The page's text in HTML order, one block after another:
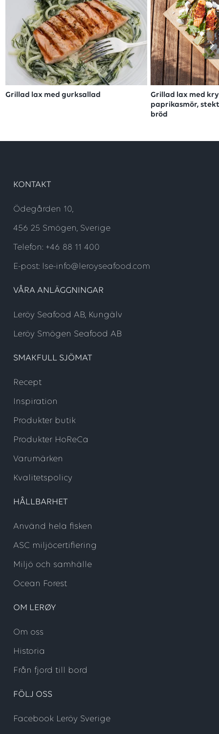
Grillad lax med gurksallad
Grillad lax med
paprikasmör,
bröd
KONTAKT
Ödegården 10,
456 25 Smögen, Sverige
Telefon: +46 88 11 400
E-post: lse-info@leroyseafood.com
VÅRA ANLÄGGNINGAR
Leröy Seafood AB, Kungälv
Leröy Smögen Seafood AB
SMAKFULL SJÖMAT
Recept
Inspiration
Produkter butik
Produkter HoReCa
Varumärken
Kvalitetspolicy
HÅLLBARHET
Använd hela fisken
ASC miljöcertifiering
Miljö och samhälle
Ocean Forest
OM LERØY
Om oss
Historia
Från fjord till bord
FÖLJ OSS
Facebook Leröy Sverige